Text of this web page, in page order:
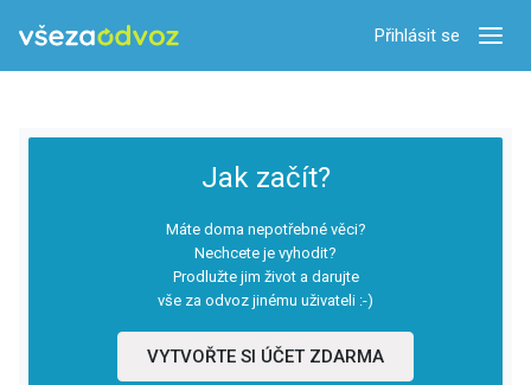
Přihlásit se
Jak začít?
Máte doma nepotřebné věci?
Nechcete je vyhodit?
Prodlužte jim život a darujte
vše za odvoz jinému uživateli :-)
VYTVOŘTE SI ÚČET ZDARMA